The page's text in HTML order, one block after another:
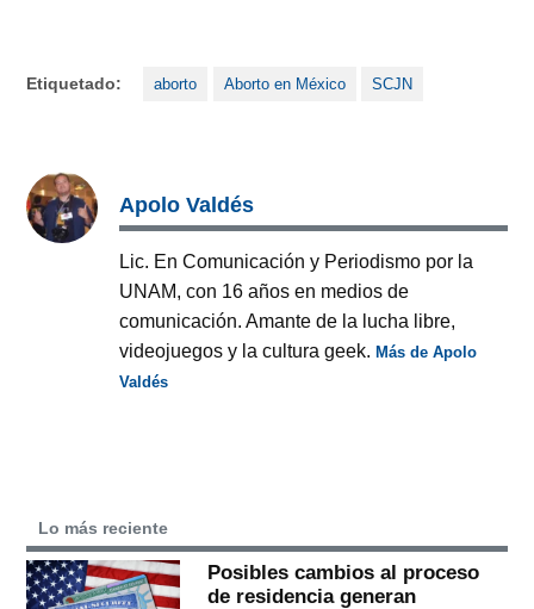
Etiquetado: aborto Aborto en México SCJN
Apolo Valdés
Lic. En Comunicación y Periodismo por la
UNAM, con 16 años en medios de
comunicación. Amante de la lucha libre,
videojuegos y la cultura geek.Más de Apolo
Valdés
Lo más reciente
Posibles cambios al proceso
de residencia generan